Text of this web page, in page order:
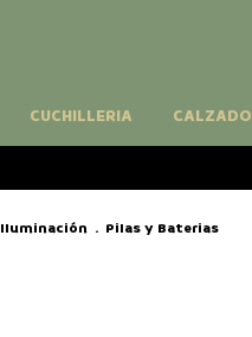
CUCHILLERIA CALZADO
Iluminación . Pilas y Baterias